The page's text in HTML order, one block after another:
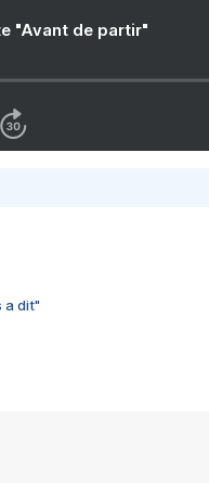
"Avant de partir"
a dit"